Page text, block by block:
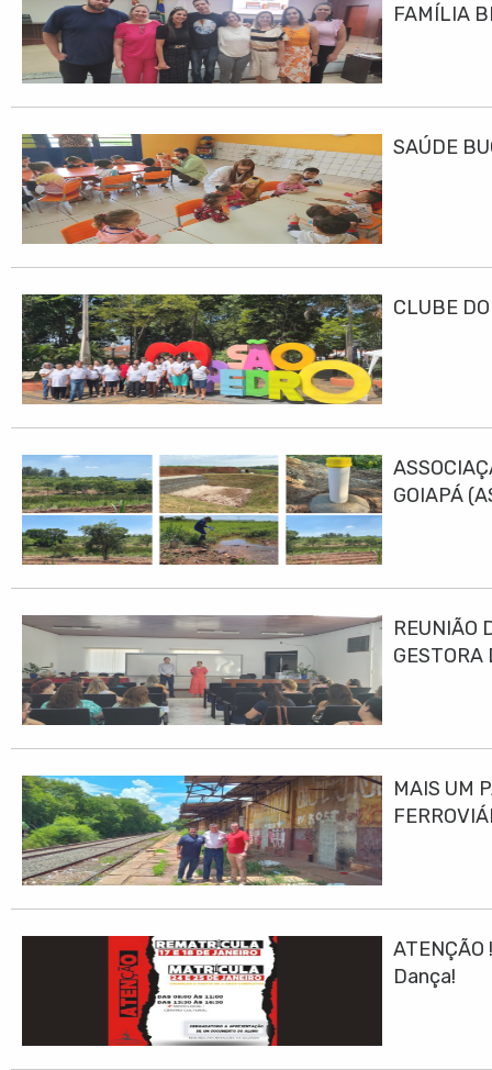
FAMÍLIA
SAÚDE
CLUBE
GOIAPÁ
REUNIÃO
GESTORA
MAIS UM
Dança!